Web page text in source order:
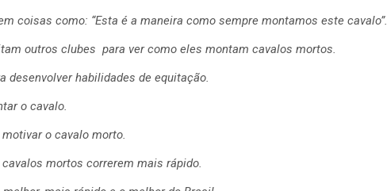
coisas como: “Esta é a maneira como sempre montamos este cavalo”.
outros clubes para ver como eles montam cavalos mortos.
desenvolver habilidades de equitação.
o cavalo.
o cavalo morto.
mortos correrem mais rápido.